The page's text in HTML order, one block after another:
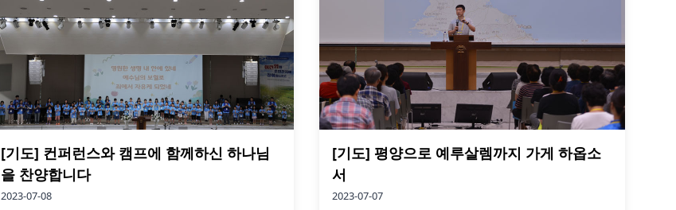
[기도] 컨퍼런스와 캠프에 함께하신 하나님
을 찬양합니다
2023-07-08
[기도] 평양으로 예루살렘까지 가게 하옵소
서
2023-07-07